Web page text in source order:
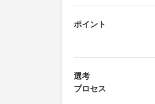
ポイント
選考
プロセス